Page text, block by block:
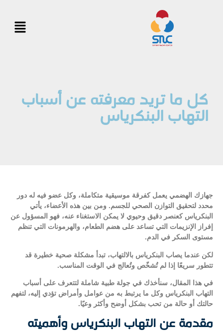
كل ما تريد معرفته عن أسباب
التهاب البنكرياس
جهازك الهضمي يعمل كفرقة موسيقية متكاملة، وكل عضو فيه له دور
محدد لتحقيق التوازن الصحي للجسم. ومن بين هذه الأعضاء، يأتي
البنكرياس كعنصر دقيق وحيوي لا يمكن الاستغناء عنه، فهو المسؤول عن
إفراز الإنزيمات التي تساعد على هضم الطعام، والهرمونات التي تنظم
مستوى السكر في الدم.
لكن عندما يصاب البنكرياس بالالتهاب، تبدأ مشكلة صحية خطيرة قد
تتطور سريعًا إذا لم تُشخّص وتُعالج في الوقت المناسب.
في هذا المقال، سنأخذك في جولة طبية شاملة لتتعرف على أسباب
التهاب البنكرياس وكل ما يرتبط به من عوامل وأمراض تؤدي إليه، لتفهم
حالتك أو حالة من تحب بشكل أوضح وأكثر وعيًا.
مقدمة عن التهاب البنكرياس وأهميته